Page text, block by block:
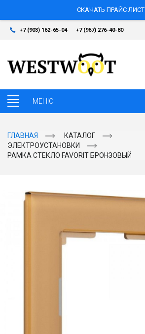
СКАЧАТЬ ПРАЙС ЛИСТ
+7 (903) 162-65-04 +7 (967) 276-40-80
ГЛАВНАЯ
КАТАЛОГ
ЭЛЕКТРОУСТАНОВКИ
РАМКА СТЕКЛО FAVORIT БРОНЗОВЫЙ